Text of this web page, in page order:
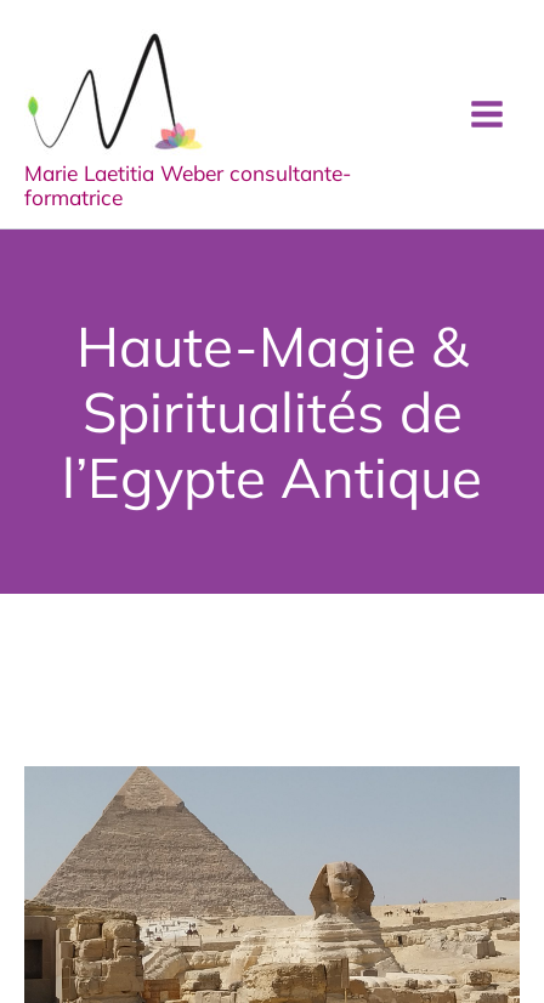
Marie Laetitia Weber consultante-
formatrice
Haute-Magie &
Spiritualités de
l’Egypte Antique